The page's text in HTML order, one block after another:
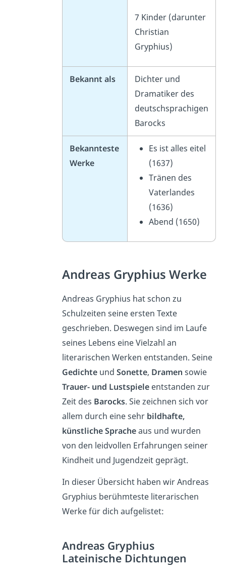
7 Kinder (darunter
Christian
Gryphius)
Bekannt als
Dichter und
Dramatiker des
deutschsprachigen
Barocks
Bekannteste
Werke
Es ist alles eitel
(1637)
Tränen des
Vaterlandes
(1636)
Abend (1650)
Andreas Gryphius Werke
Andreas Gryphius hat schon zu
Schulzeiten seine ersten Texte
geschrieben. Deswegen sind im Laufe
seines Lebens eine Vielzahl an
literarischen Werken entstanden. Seine
Gedichte undSonette, Dramen sowie
Trauer- und Lustspiele entstanden zur
Zeit des Barocks. Sie zeichnen sich vor
allem durch eine sehr bildhafte,
künstliche Spracheaus und wurden
von den leidvollen Erfahrungen seiner
Kindheit und Jugendzeit geprägt.
In dieser Übersicht haben wir Andreas
Gryphius berühmteste literarischen
Werke für dich aufgelistet:
Andreas Gryphius
Lateinische Dichtungen